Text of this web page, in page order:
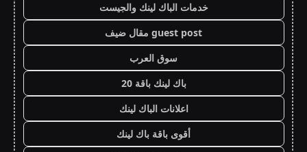
خدمات الباك لينك والجيست
guest post مقال ضيف
سوق العرب
باك لينك باقة 20
اعلانات الباك لينك
أقوى باقة باك لينك